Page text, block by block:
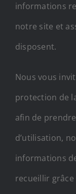
informations
notre site et
disposent.
Nous vous
protection de
afin de
d’utilisation,
informations
recueillir